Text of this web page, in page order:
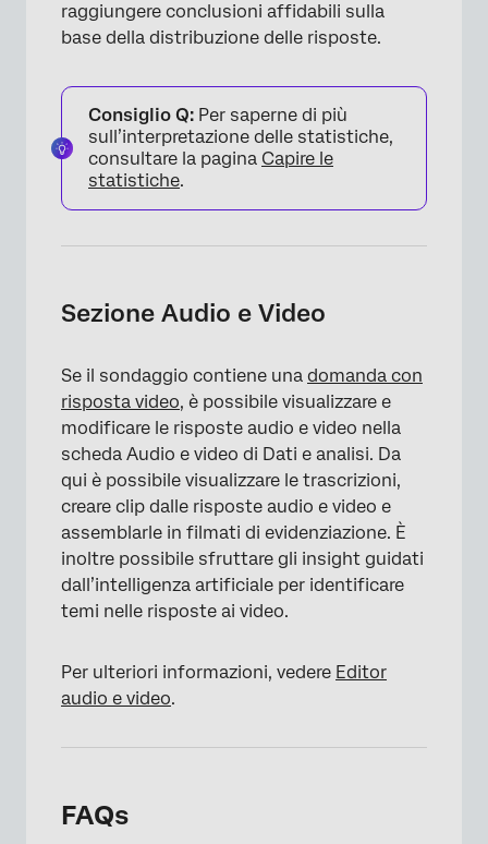
raggiungere conclusioni affidabili sulla
base della distribuzione delle risposte.
Consiglio Q: Per saperne di più
sull’interpretazione delle statistiche,
consultare la pagina Capire le
statistiche.
Sezione Audio e Video
Se il sondaggio contiene una domanda con
risposta video, è possibile visualizzare e
modificare le risposte audio e video nella
scheda Audio e video di Dati e analisi. Da
qui è possibile visualizzare le trascrizioni,
creare clip dalle risposte audio e video e
assemblarle in filmati di evidenziazione. È
inoltre possibile sfruttare gli insight guidati
dall’intelligenza artificiale per identificare
temi nelle risposte ai video.
Per ulteriori informazioni, vedere Editor
audio e video.
FAQs